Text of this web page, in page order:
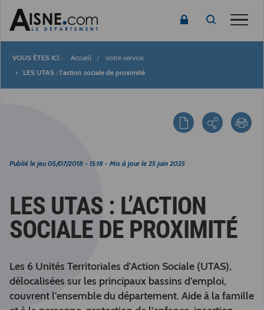
Fil
Accueil
votre service
LES UTAS : l’action sociale de proximité
Publié le jeu 05/07/2018 - 15:18 - Mis à jour le 25 juin 2025
LES UTAS : L’ACTION
SOCIALE DE PROXIMITÉ
Les 6 Unités Territoriales d’Action Sociale (UTAS),
délocalisées sur les principaux bassins d’emploi,
couvrent l’ensemble du département. Aide à la famille